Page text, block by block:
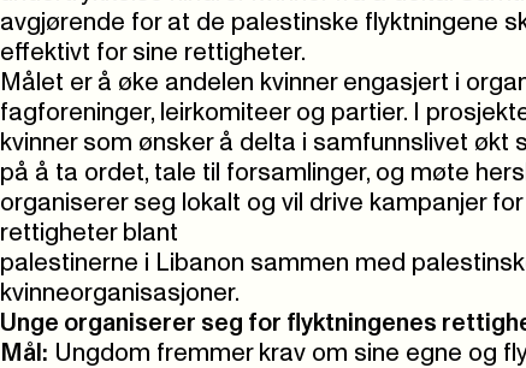
avgjørende for at de palestinske flyktningene
effektivt for sine rettigheter.
Målet er å øke andelen kvinner engasjert i
fagforeninger, leirkomiteer og partier. I
kvinner som ønsker å delta i samfunnslivet økt
på å ta ordet, tale til forsamlinger, og møte
organiserer seg lokalt og vil drive kampanjer for
rettigheter blant
palestinerne i Libanon sammen med
kvinneorganisasjoner.
Unge organiserer seg for flyktningenes
Mål: Ungdom fremmer krav om sine egne og